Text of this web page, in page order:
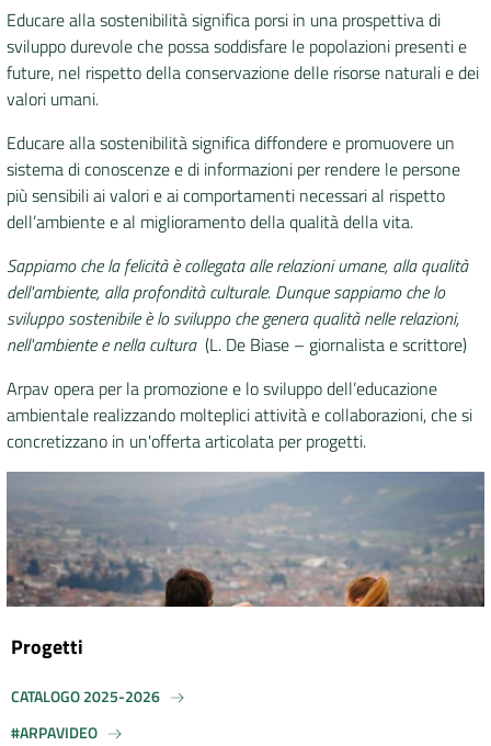
TERRITORIO
SERVIZI
DATI
AMBIENTALI
Seguici
su
Educare alla sostenibilità significa porsi in una prospettiva di
sviluppo durevole che possa soddisfare le popolazioni presenti e
future, nel rispetto della conservazione delle risorse naturali e dei
valori umani.
Educare alla sostenibilità significa diffondere e promuovere un
sistema di conoscenze e di informazioni per rendere le persone
più sensibili ai valori e ai comportamenti necessari al rispetto
dell’ambiente e al miglioramento della qualità della vita.
Sappiamo che la felicità è collegata alle relazioni umane, alla qualità
dell'ambiente, alla profondità culturale. Dunque sappiamo che lo
sviluppo sostenibile è lo sviluppo che genera qualità nelle relazioni,
nell'ambiente e nella cultura(L. De Biase – giornalista e scrittore)
Arpav opera per la promozione e lo sviluppo dell’educazione
ambientale realizzando molteplici attività e collaborazioni, che si
concretizzano in un'offerta articolata per progetti.
Progetti
CATALOGO 2025-2026
#ARPAVIDEO